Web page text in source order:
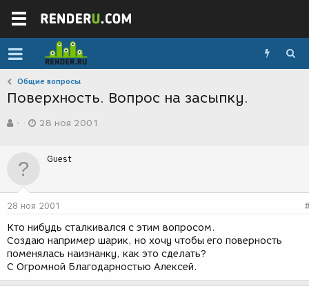
Общие вопросы
Поверхность. Вопрос на засыпку.
в
р
м
-
а
д
н
и
я
28 ноя 2001
Guest
28 ноя 2001
Кто нибудь сталкивался с этим вопросом.
Создаю например шарик, но хочу чтобы его поверность
поменялась наизнанку, как это сделать?
С Огромной Благодарностью Алексей.